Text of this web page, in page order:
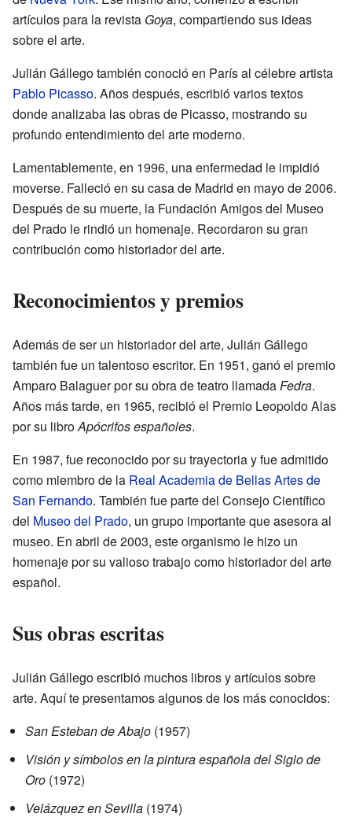
artículos para la revista Goya, compartiendo sus ideas
sobre el arte.
Julián Gállego también conoció en París al célebre artista
Pablo Picasso. Años después, escribió varios textos
donde analizaba las obras de Picasso, mostrando su
profundo entendimiento del arte moderno.
Lamentablemente, en 1996, una enfermedad le impidió
moverse. Falleció en su casa de Madrid en mayo de 2006.
Después de su muerte, la Fundación Amigos del Museo
del Prado le rindió un homenaje. Recordaron su gran
contribución como historiador del arte.
Reconocimientos y premios
Además de ser un historiador del arte, Julián Gállego
también fue un talentoso escritor. En 1951, ganó el premio
Amparo Balaguer por su obra de teatro llamadaFedra.
Años más tarde, en 1965, recibió el Premio Leopoldo Alas
por su libroApócrifos españoles.
En 1987, fue reconocido por su trayectoria y fue admitido
como miembro de la Real Academia de Bellas Artes de
San Fernando. También fue parte del Consejo Científico
del Museo del Prado, un grupo importante que asesora al
museo. En abril de 2003, este organismo le hizo un
homenaje por su valioso trabajo como historiador del arte
español.
Sus obras escritas
Julián Gállego escribió muchos libros y artículos sobre
arte. Aquí te presentamos algunos de los más conocidos:
San Esteban de Abajo (1957)
Visión y símbolos en la pintura española del Siglo de
Oro (1972)
Velázquez en Sevilla (1974)